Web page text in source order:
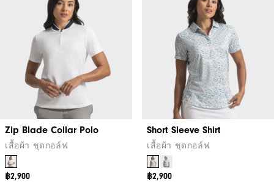
Zip Blade Collar Polo
เสื้อผ้า ชุดกอล์ฟ
฿2,900
Short Sleeve Shirt
เสื้อผ้า ชุดกอล์ฟ
฿2,900